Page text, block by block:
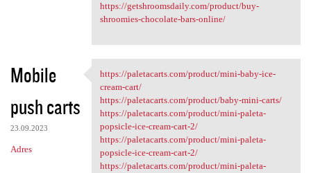
https://getshroomsdaily.com/product/buy-
shroomies-chocolate-bars-online/
Mobile
push carts
23.09.2023
Adres
https://paletacarts.com
https://paletacarts.com/product/mini-baby-ice-
cream-cart/
https://paletacarts.com/product/baby-mini-carts/
https://paletacarts.com/product/mini-paleta-
popsicle-ice-cream-cart-2/
https://paletacarts.com/product/mini-paleta-
popsicle-ice-cream-cart-2/
https://paletacarts.com/product/mini-paleta-